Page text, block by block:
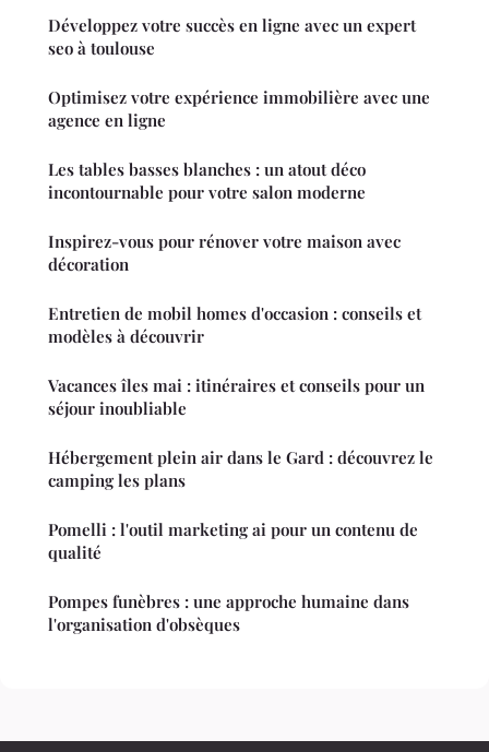
Développez votre succès en ligne avec un expert
seo à toulouse
Optimisez votre expérience immobilière avec une
agence en ligne
Les tables basses blanches : un atout déco
incontournable pour votre salon moderne
Inspirez-vous pour rénover votre maison avec
décoration
Entretien de mobil homes d'occasion : conseils et
modèles à découvrir
Vacances îles mai : itinéraires et conseils pour un
séjour inoubliable
Hébergement plein air dans le Gard : découvrez le
camping les plans
Pomelli : l'outil marketing ai pour un contenu de
qualité
Pompes funèbres : une approche humaine dans
l'organisation d'obsèques